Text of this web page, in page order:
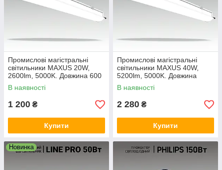
Промислові магістральні
світильники MAXUS 20W,
2600lm, 5000K. Довжина 600
мм, LED світильники лінійні
В наявності
1 200 ₴
Купити
Промислові магістральні
світильники MAXUS 40W,
5200lm, 5000K. Довжина
1200 мм. LED світильники
лінійні
В наявності
2 280 ₴
Купити
Новинка